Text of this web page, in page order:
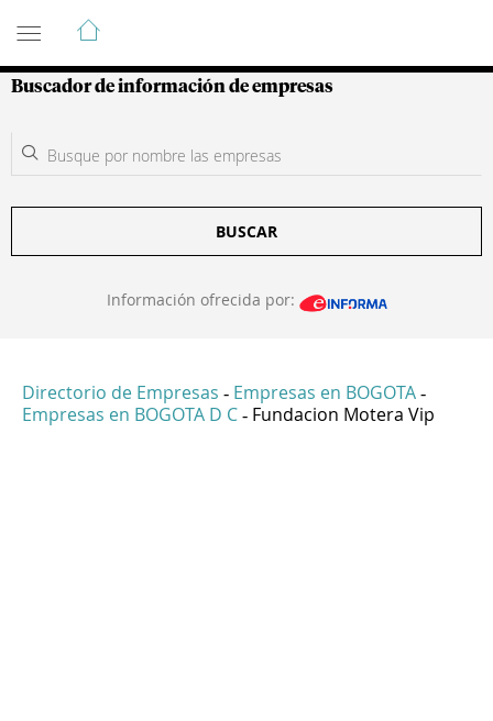
Guía de Empresas Colombianas
Buscador de información de empresas
BUSCAR
Información ofrecida por:
Directorio de Empresas - Empresas en BOGOTA -
Empresas en BOGOTA D C - Fundacion Motera Vip